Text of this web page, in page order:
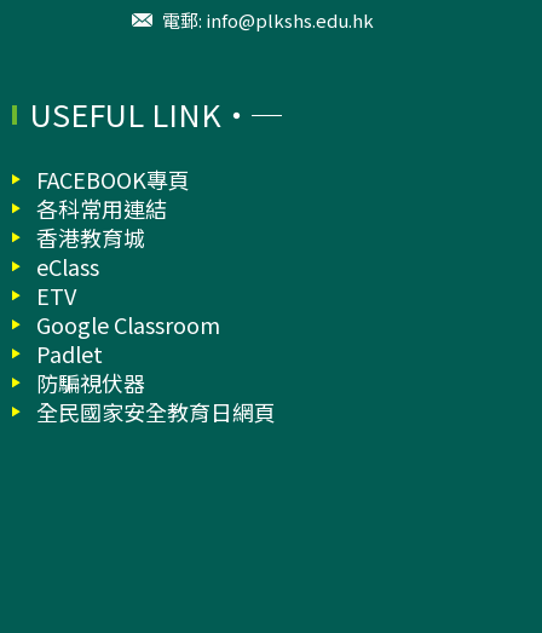
電郵: info@plkshs.edu.hk
USEFUL LINK
FACEBOOK專頁
各科常用連結
香港教育城
eClass
ETV
Google Classroom
Padlet
防騙視伏器
全民國家安全教育日網頁